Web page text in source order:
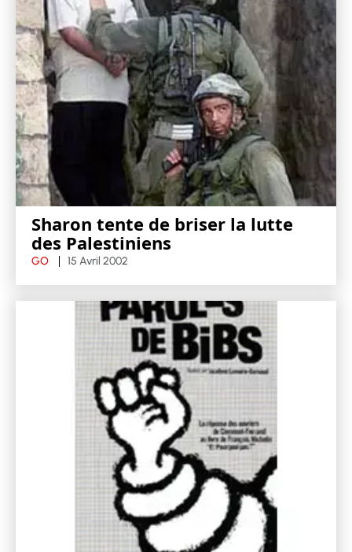
Sharon tente de briser la lutte
des Palestiniens
GO 15 Avril 2002